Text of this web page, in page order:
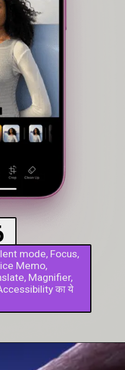
mode, Focus,
Memo,
Magnifier,
का ये